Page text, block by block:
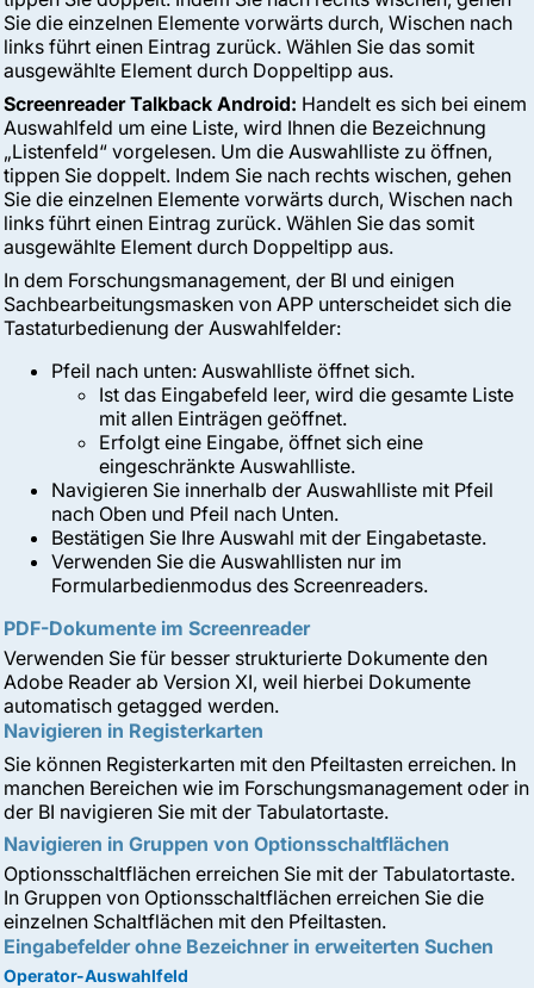
Sie die einzelnen Elemente vorwärts durch, Wischen nach
links führt einen Eintrag zurück. Wählen Sie das somit
ausgewählte Element durch Doppeltipp aus.
Screenreader Talkback Android: Handelt es sich bei einem
Auswahlfeld um eine Liste, wird Ihnen die Bezeichnung
„Listenfeld“ vorgelesen. Um die Auswahlliste zu öffnen,
tippen Sie doppelt. Indem Sie nach rechts wischen, gehen
Sie die einzelnen Elemente vorwärts durch, Wischen nach
links führt einen Eintrag zurück. Wählen Sie das somit
ausgewählte Element durch Doppeltipp aus.
In dem Forschungsmanagement, der BI und einigen
Sachbearbeitungsmasken von APP unterscheidet sich die
Tastaturbedienung der Auswahlfelder:
Pfeil nach unten: Auswahlliste öffnet sich.
Ist das Eingabefeld leer, wird die gesamte Liste
mit allen Einträgen geöffnet.
Erfolgt eine Eingabe, öffnet sich eine
eingeschränkte Auswahlliste.
Navigieren Sie innerhalb der Auswahlliste mit Pfeil
nach Oben und Pfeil nach Unten.
Bestätigen Sie Ihre Auswahl mit der Eingabetaste.
Verwenden Sie die Auswahllisten nur im
Formularbedienmodus des Screenreaders.
PDF-Dokumente im Screenreader
Verwenden Sie für besser strukturierte Dokumente den
Adobe Reader ab Version XI, weil hierbei Dokumente
automatisch getagged werden.
Navigieren in Registerkarten
Sie können Registerkarten mit den Pfeiltasten erreichen. In
manchen Bereichen wie im Forschungsmanagement oder in
der BI navigieren Sie mit der Tabulatortaste.
Navigieren in Gruppen von Optionsschaltflächen
Optionsschaltflächen erreichen Sie mit der Tabulatortaste.
In Gruppen von Optionsschaltflächen erreichen Sie die
einzelnen Schaltflächen mit den Pfeiltasten.
Eingabefelder ohne Bezeichner in erweiterten Suchen
Operator-Auswahlfeld